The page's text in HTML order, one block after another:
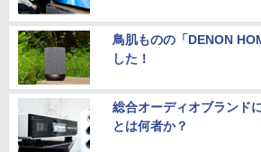
鳥肌ものの「DENON
した！
総合オーディオブランド
とは何者か？